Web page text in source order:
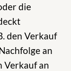
die
den Verkauf
an
Verkauf an